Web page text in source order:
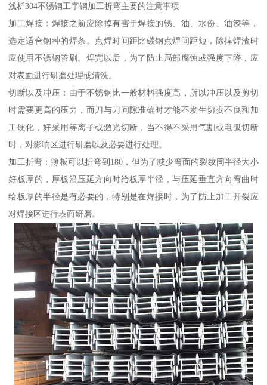
浅析304不锈钢工字钢加工折弯主要的注意事项
加工焊接：焊接之前应除掉有害于焊接的锈、油、水份、油漆等，
选定适合钢种的焊条。点焊时间距比碳钢点焊间距短，除掉焊渣时
应使用不锈钢管刷。焊完以后，为了防止局部腐蚀或强度下降，应
对表面进行研磨处理或清洗。
切断以及冲压：由于不锈钢比一般材料强度高，所以冲压以及剪切
时需要更高的压力，而刀与刀间隙准确时才能不发生切变不良和加
工硬化，好采用等离子或激光切断，当不得不采用气割或电弧切断
时，对影响区进行研磨以及必要进行处理。
加工折弯：簿板可以折弯到180，但为了减少弯面的裂纹同半径大小
好板厚的，厚板沿压延方向时给板厚半径，与压延垂直方向弯曲时
给板厚的半径是有必要的，特别是在焊接时，为了防止加工开裂应
对焊接区进行表面研磨。